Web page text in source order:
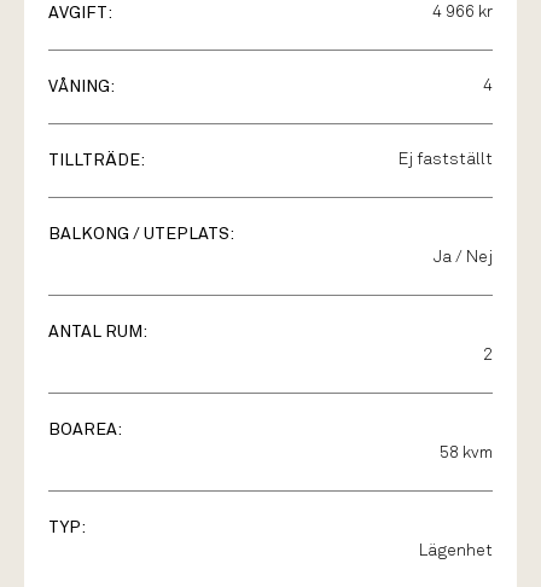
AVGIFT: 4 966 kr
VÅNING: 4
TILLTRÄDE: Ej fastställt
BALKONG / UTEPLATS:
Ja / Nej
ANTAL RUM:
2
BOAREA:
58 kvm
TYP:
Lägenhet